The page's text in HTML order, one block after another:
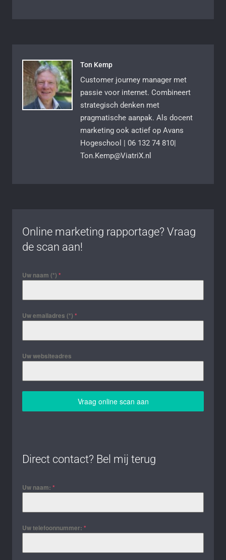
Ton Kemp
Customer journey manager met
passie voor internet. Combineert
strategisch denken met
pragmatische aanpak. Als docent
marketing ook actief op Avans
Hogeschool | 06 132 74 810|
Ton.Kemp@ViatriX.nl
Online marketing rapportage? Vraag
de scan aan!
Uw naam (*) *
Uw emailadres (*) *
Uw websiteadres
Vraag online scan aan
Direct contact? Bel mij terug
Uw naam: *
Uw telefoonnummer: *